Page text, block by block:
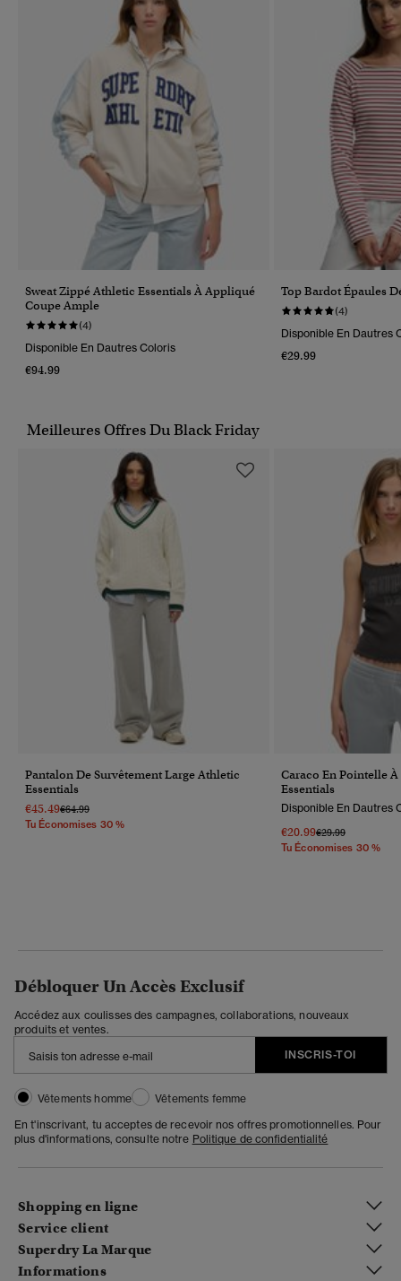
Sweat Zippé Athletic Essentials À Appliqué
Coupe Ample
(4)
Disponible En Dautres Coloris
€94.99
Top Bardot Épaules
(4)
Disponible En Dautres
€29.99
Meilleures Offres Du Black Friday
Pantalon De Survêtement Large Athletic
Essentials
€45.49Prix Réduit De
€64.99À
Tu Économises 30 %
Caraco En Pointelle
Essentials
Disponible En Dautres
€20.99Prix Réduit De
€29.99À
Tu Économises 30 %
Débloquer Un Accès Exclusif
Accédez aux coulisses des campagnes, collaborations, nouveaux
produits et ventes.
INSCRIS-TOI
Vêtements homme
Vêtements femme
En t'inscrivant, tu acceptes de recevoir nos offres promotionnelles. Pour
plus d'informations, consulte notre Politique de confidentialité
Shopping en ligne
Service client
Superdry La Marque
Informations